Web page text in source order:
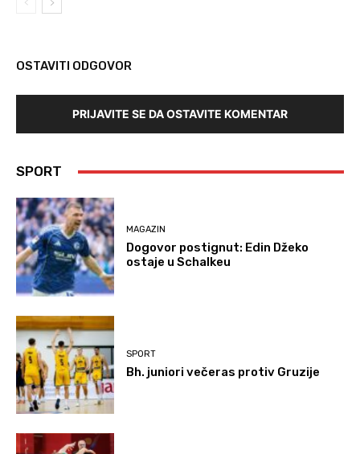
OSTAVITI ODGOVOR
PRIJAVITE SE DA OSTAVITE KOMENTAR
SPORT
MAGAZIN
Dogovor postignut: Edin Džeko
ostaje u Schalkeu
SPORT
Bh. juniori večeras protiv Gruzije